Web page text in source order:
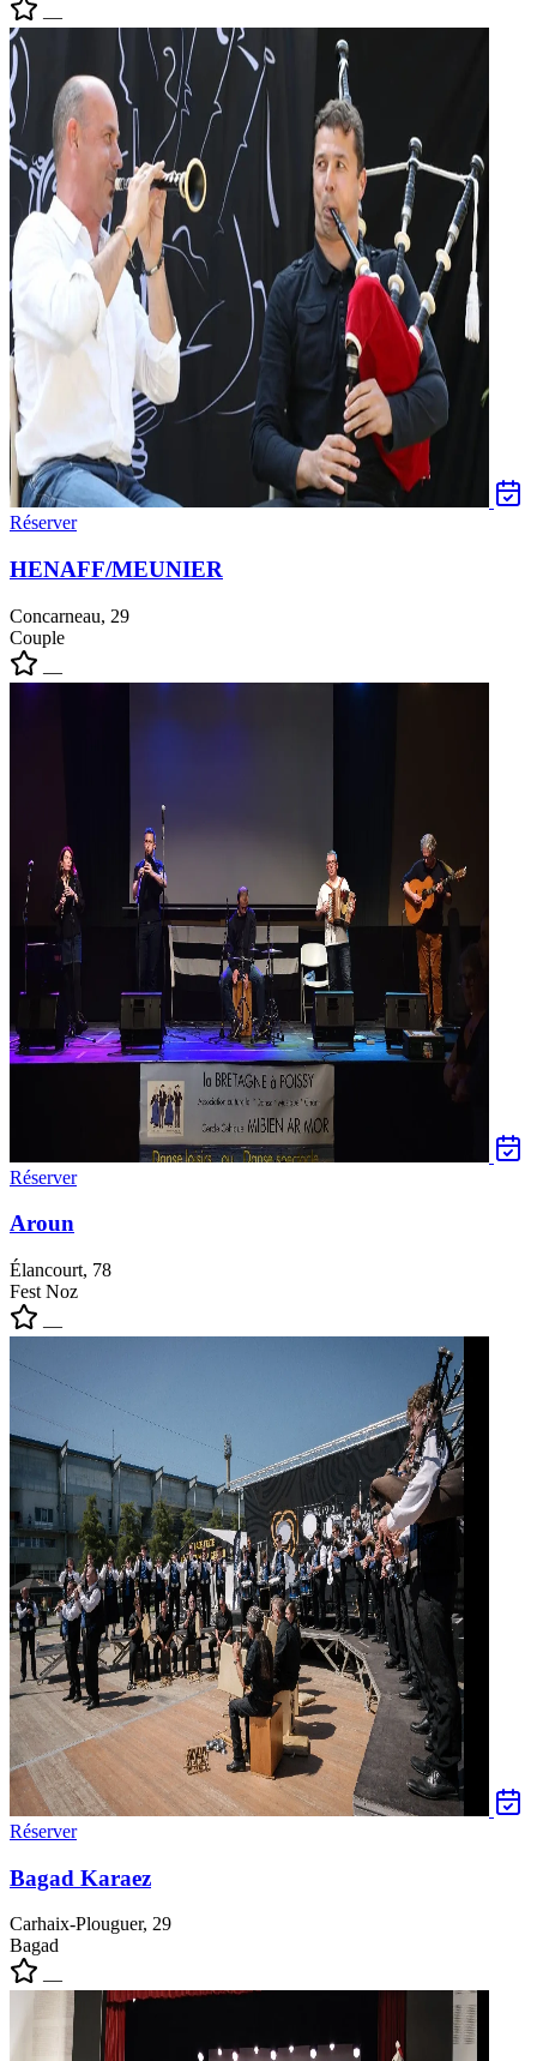
—
Réserver
HENAFF/MEUNIER
Concarneau, 29
Couple
—
Réserver
Aroun
Élancourt, 78
Fest Noz
—
Réserver
Bagad Karaez
Carhaix-Plouguer, 29
Bagad
—